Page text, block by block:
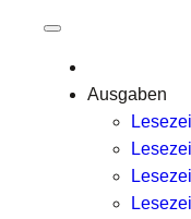
springen
Ausgaben